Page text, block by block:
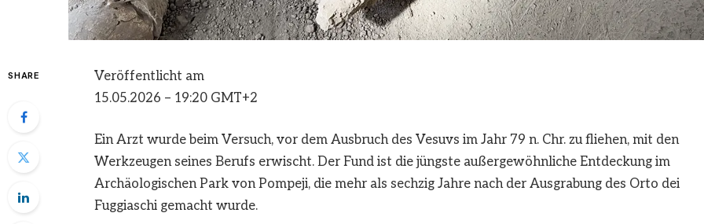
SHARE
Veröffentlicht am
15.05.2026 – 19:20 GMT+2
Ein Arzt wurde beim Versuch, vor dem Ausbruch des Vesuvs im Jahr 79 n. Chr. zu fliehen, mit den
Werkzeugen seines Berufs erwischt. Der Fund ist die jüngste außergewöhnliche Entdeckung im
Archäologischen Park von Pompeji, die mehr als sechzig Jahre nach der Ausgrabung des Orto dei
Fuggiaschi gemacht wurde.